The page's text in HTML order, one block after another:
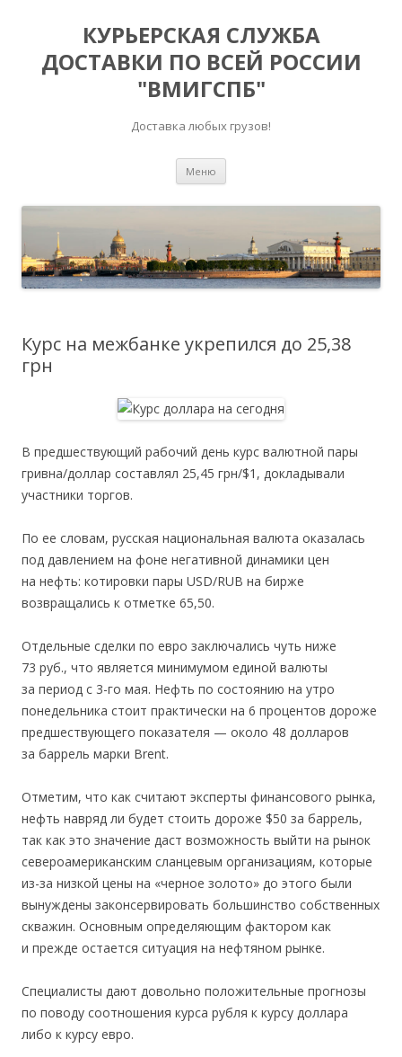
КУРЬЕРСКАЯ СЛУЖБА
ДОСТАВКИ ПО ВСЕЙ РОССИИ
"ВМИГСПБ"
Доставка любых грузов!
Меню
Курс на межбанке укрепился до 25,38
грн
В предшествующий рабочий день курс валютной пары
гривна/доллар составлял 25,45 грн/$1, докладывали
участники торгов.
По ее словам, русская национальная валюта оказалась
под давлением на фоне негативной динамики цен
на нефть: котировки пары USD/RUB на бирже
возвращались к отметке 65,50.
Отдельные сделки по евро заключались чуть ниже
73 руб., что является минимумом единой валюты
за период с 3-го мая. Нефть по состоянию на утро
понедельника стоит практически на 6 процентов дороже
предшествующего показателя — около 48 долларов
за баррель марки Brent.
Отметим, что как считают эксперты финансового рынка,
нефть навряд ли будет стоить дороже $50 за баррель,
так как это значение даст возможность выйти на рынок
североамериканским сланцевым организациям, которые
из-за низкой цены на «черное золото» до этого были
вынуждены законсервировать большинство собственных
скважин. Основным определяющим фактором как
и прежде остается ситуация на нефтяном рынке.
Специалисты дают довольно положительные прогнозы
по поводу соотношения курса рубля к курсу доллара
либо к курсу евро.